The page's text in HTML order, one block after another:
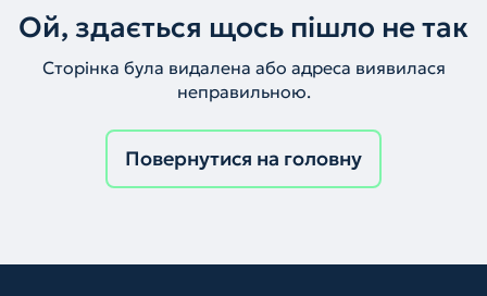
Ой, здається щось пішло не так
Сторінка була видалена або адреса виявилася
неправильною.
Повернутися на головну